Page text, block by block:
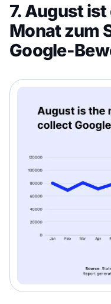
7. August
Monat zum
Google-